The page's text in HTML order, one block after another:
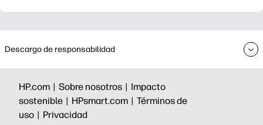
Descargo de responsabilidad
HP.com | Sobre nosotros | Impacto
sostenible | HPsmart.com | Términos de
uso | Privacidad